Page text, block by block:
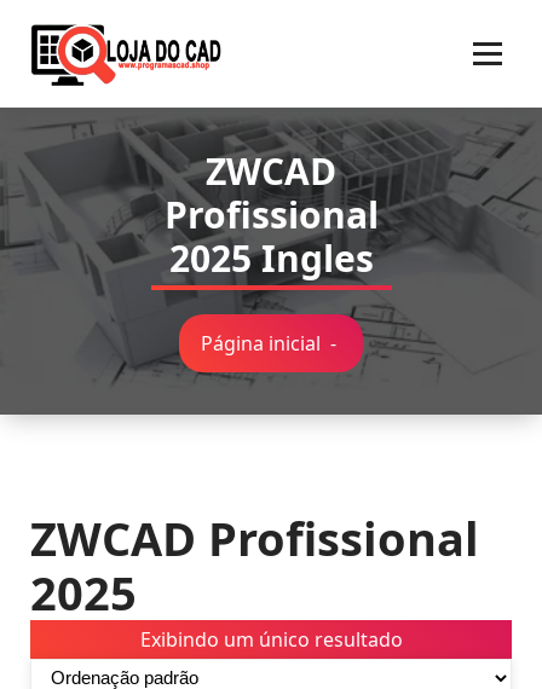
para
ZWCAD
Profissional
2025 Ingles
Página inicial -
ZWCAD Profissional
2025
Exibindo um único resultado